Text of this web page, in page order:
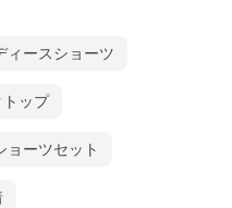
ィースショーツ
トップ
ョーツセット